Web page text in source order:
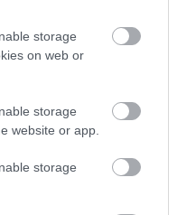
storage
on web or
storage
website or app.
storage
TÖRTÉNE...
06|Sport
A MARKHOT FERENC
06|Eger ügye